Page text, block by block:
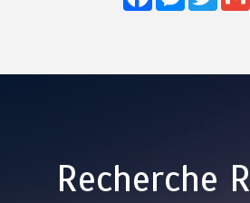
Recherche R